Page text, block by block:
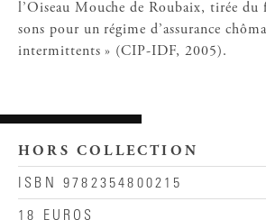
l’Oiseau Mouche de Roubaix, tirée du
sons pour un régime d’assurance
intermittents » (CIP-IDF, 2005).
HORS COLLECTION
ISBN 9782354800215
18 EUROS